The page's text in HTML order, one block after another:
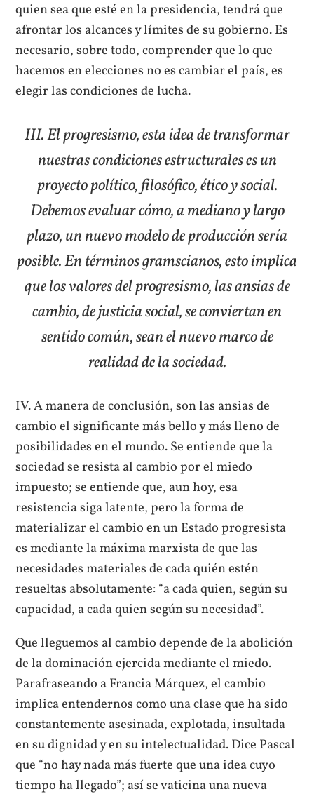
quien sea que esté en la presidencia, tendrá que
afrontar los alcances y límites de su gobierno. Es
necesario, sobre todo, comprender que lo que
hacemos en elecciones no es cambiar el país, es
elegir las condiciones de lucha.
III. El progresismo, esta idea de transformar
nuestras condiciones estructurales es un
proyecto político, filosófico, ético y social.
Debemos evaluar cómo, a mediano y largo
plazo, un nuevo modelo de producción sería
posible. En términos gramscianos, esto implica
que los valores del progresismo, las ansias de
cambio, de justicia social, se conviertan en
sentido común, sean el nuevo marco de
realidad de la sociedad.
IV. A manera de conclusión, son las ansias de
cambio el significante más bello y más lleno de
posibilidades en el mundo. Se entiende que la
sociedad se resista al cambio por el miedo
impuesto; se entiende que, aun hoy, esa
resistencia siga latente, pero la forma de
materializar el cambio en un Estado progresista
es mediante la máxima marxista de que las
necesidades materiales de cada quién estén
resueltas absolutamente: “a cada quien, según su
capacidad, a cada quien según su necesidad”.
Que lleguemos al cambio depende de la abolición
de la dominación ejercida mediante el miedo.
Parafraseando a Francia Márquez, el cambio
implica entendernos como una clase que ha sido
constantemente asesinada, explotada, insultada
en su dignidad y en su intelectualidad. Dice Pascal
que “no hay nada más fuerte que una idea cuyo
tiempo ha llegado”; así se vaticina una nueva